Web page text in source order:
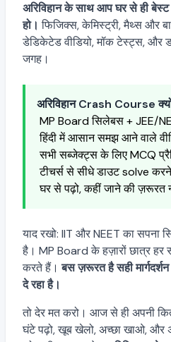
अरिविहान के साथ आप घर से ही
हो। फिजिक्स, केमिस्ट्री, मैथ्स और
डेडिकेटेड वीडियो, मॉक टेस्ट्स, और
जगह।
अरिविहान Crash Course
MP Board सिलेबस + JEE/
हिंदी में आसान समझ आने वाले
सभी सब्जेक्ट्स के लिए MCQ
टीचर्स से सीधे डाउट solve
घर से पढ़ो, कहीं जाने की ज़रूरत
याद रखो: IIT और NEET का सपना
है। MP Board के हज़ारों छात्र
करते हैं।बस ज़रूरत है सही मार्गदर्शन
दे रहा है।
तो देर मत करो। आज से ही अपनी
घंटे पढ़ो, खूब खेलो, अच्छा खाओ, और